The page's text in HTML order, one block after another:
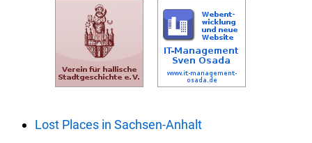
Lost Places in Sachsen-Anhalt